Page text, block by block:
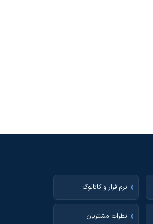
نرم‌افزار و کاتالوگ
نظرات مشتریان